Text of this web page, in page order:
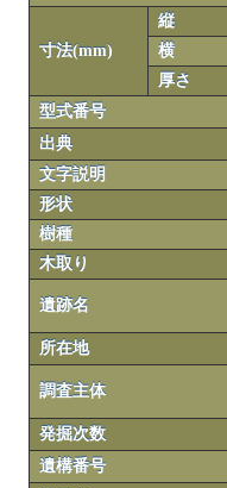
寸法(mm)
縦
横
厚さ
型式番号
出典
文字説明
形状
樹種
木取り
遺跡名
所在地
調査主体
発掘次数
遺構番号